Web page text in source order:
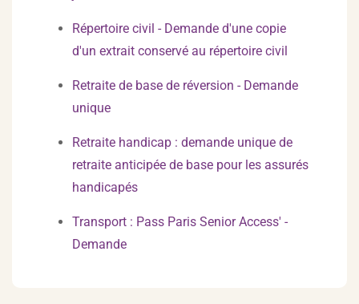
Répertoire civil - Demande d'une copie
d'un extrait conservé au répertoire civil
Retraite de base de réversion - Demande
unique
Retraite handicap : demande unique de
retraite anticipée de base pour les assurés
handicapés
Transport : Pass Paris Senior Access' -
Demande